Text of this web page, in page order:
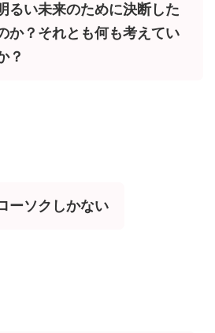
るい未来のために決断した
か？それとも何も考えてい
？
ーソクしかない